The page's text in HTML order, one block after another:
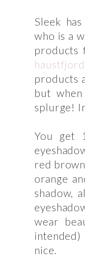
Sleek
who is a
products
products
but when
splurge!
You get
red
orange
shadow,
wear
nice.